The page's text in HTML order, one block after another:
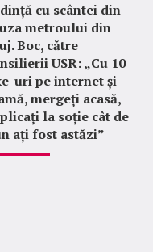
cu scântei din
metroului din
Boc, către
USR: „Cu 10
uri pe internet și
mergeți acasă,
la soție cât de
ați fost astăzi”